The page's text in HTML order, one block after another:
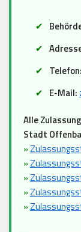
Telefon:
E-Mail:
Alle
Stadt
»
»
»
»
»